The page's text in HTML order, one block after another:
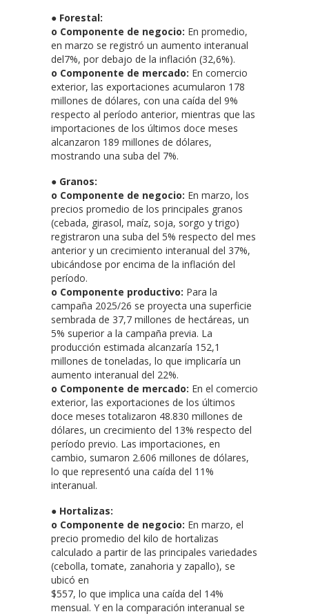
● Forestal:
o Componente de negocio: En promedio,
en marzo se registró un aumento interanual
del7%, por debajo de la inflación (32,6%).
o Componente de mercado: En comercio
exterior, las exportaciones acumularon 178
millones de dólares, con una caída del 9%
respecto al período anterior, mientras que las
importaciones de los últimos doce meses
alcanzaron 189 millones de dólares,
mostrando una suba del 7%.
● Granos:
o Componente de negocio: En marzo, los
precios promedio de los principales granos
(cebada, girasol, maíz, soja, sorgo y trigo)
registraron una suba del 5% respecto del mes
anterior y un crecimiento interanual del 37%,
ubicándose por encima de la inflación del
período.
o Componente productivo: Para la
campaña 2025/26 se proyecta una superficie
sembrada de 37,7 millones de hectáreas, un
5% superior a la campaña previa. La
producción estimada alcanzaría 152,1
millones de toneladas, lo que implicaría un
aumento interanual del 22%.
o Componente de mercado: En el comercio
exterior, las exportaciones de los últimos
doce meses totalizaron 48.830 millones de
dólares, un crecimiento del 13% respecto del
período previo. Las importaciones, en
cambio, sumaron 2.606 millones de dólares,
lo que representó una caída del 11%
interanual.
● Hortalizas:
o Componente de negocio: En marzo, el
precio promedio del kilo de hortalizas
calculado a partir de las principales variedades
(cebolla, tomate, zanahoria y zapallo), se
ubicó en
$557, lo que implica una caída del 14%
mensual. Y en la comparación interanual se